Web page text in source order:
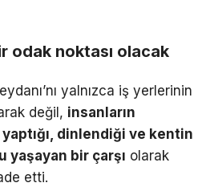
odak noktası olacak
yalnızca iş yerlerinin
değil, insanların
dinlendiği ve kentin
bir çarşı olarak
etti.